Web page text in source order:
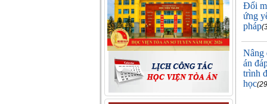
Đổi
ứng
pháp
Nâng
án
trình
học